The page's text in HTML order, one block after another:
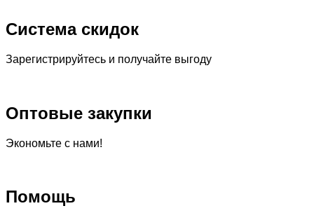
Система скидок
Зарегистрируйтесь и получайте выгоду
Оптовые закупки
Экономьте с нами!
Помощь